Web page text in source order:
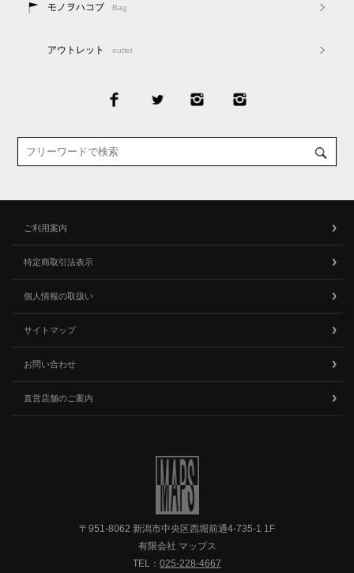
モノヲハコブ Bag
アウトレット outlet
ご利用案内
特定商取引法表示
個人情報の取扱い
サイトマップ
お問い合わせ
直営店舗のご案内
〒951-8062 新潟市中央区西堀前通4-735-1 1F
有限会社 マップス
TEL： 025-228-4667